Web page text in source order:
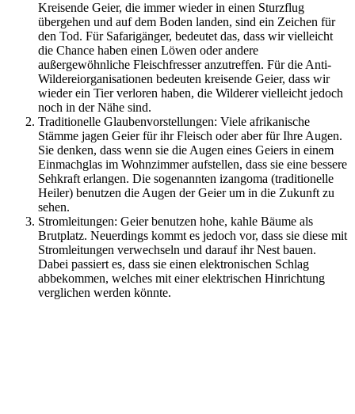
Kreisende Geier, die immer wieder in einen Sturzflug
übergehen und auf dem Boden landen, sind ein Zeichen für
den Tod. Für Safarigänger, bedeutet das, dass wir vielleicht
die Chance haben einen Löwen oder andere
außergewöhnliche Fleischfresser anzutreffen. Für die Anti-
Wildereiorganisationen bedeuten kreisende Geier, dass wir
wieder ein Tier verloren haben, die Wilderer vielleicht jedoch
noch in der Nähe sind.
Traditionelle Glaubenvorstellungen: Viele afrikanische
Stämme jagen Geier für ihr Fleisch oder aber für Ihre Augen.
Sie denken, dass wenn sie die Augen eines Geiers in einem
Einmachglas im Wohnzimmer aufstellen, dass sie eine bessere
Sehkraft erlangen. Die sogenannten izangoma (traditionelle
Heiler) benutzen die Augen der Geier um in die Zukunft zu
sehen.
Stromleitungen: Geier benutzen hohe, kahle Bäume als
Brutplatz. Neuerdings kommt es jedoch vor, dass sie diese mit
Stromleitungen verwechseln und darauf ihr Nest bauen.
Dabei passiert es, dass sie einen elektronischen Schlag
abbekommen, welches mit einer elektrischen Hinrichtung
verglichen werden könnte.